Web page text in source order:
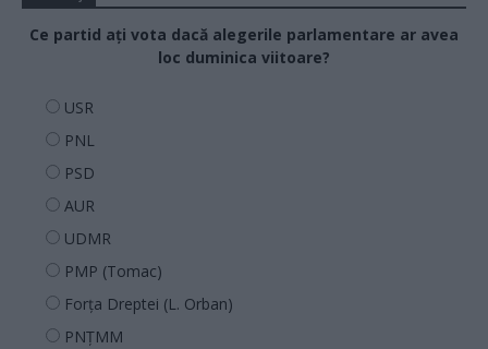
Ce partid ați vota dacă alegerile parlamentare ar avea
loc duminica viitoare?
USR
PNL
PSD
AUR
UDMR
PMP (Tomac)
Forța Dreptei (L. Orban)
PNȚMM